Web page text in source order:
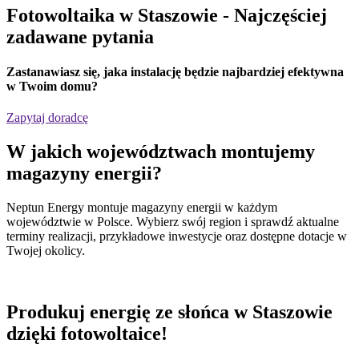
Fotowoltaika w Staszowie - Najczęściej
zadawane pytania
Zastanawiasz się, jaka instalację będzie najbardziej efektywna
w Twoim domu?
Zapytaj doradcę
W jakich województwach montujemy
magazyny energii?
Neptun Energy montuje magazyny energii w każdym
województwie w Polsce. Wybierz swój region i sprawdź aktualne
terminy realizacji, przykładowe inwestycje oraz dostępne dotacje w
Twojej okolicy.
Produkuj energię ze słońca w Staszowie
dzięki fotowoltaice!